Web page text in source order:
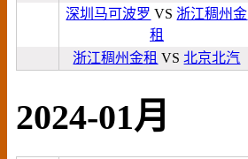
深圳马可波罗 VS 浙江稠州金
租
浙江稠州金租 VS北京北汽
2024-01月